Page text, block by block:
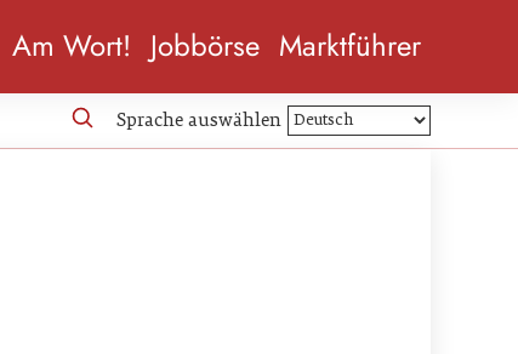
Am Wort! Jobbörse Marktführer
Sprache auswählen